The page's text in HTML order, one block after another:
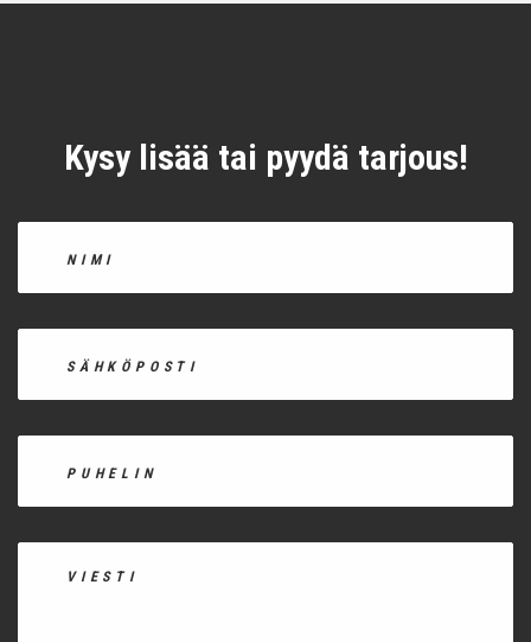
Kysy lisää tai pyydä tarjous!